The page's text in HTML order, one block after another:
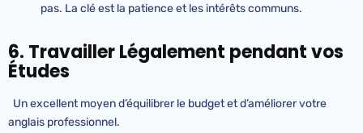
pas. La clé est la patience et les intérêts communs.
6. Travailler Légalement pendant vos
Études
Un excellent moyen d’équilibrer le budget et d’améliorer votre
anglais professionnel.